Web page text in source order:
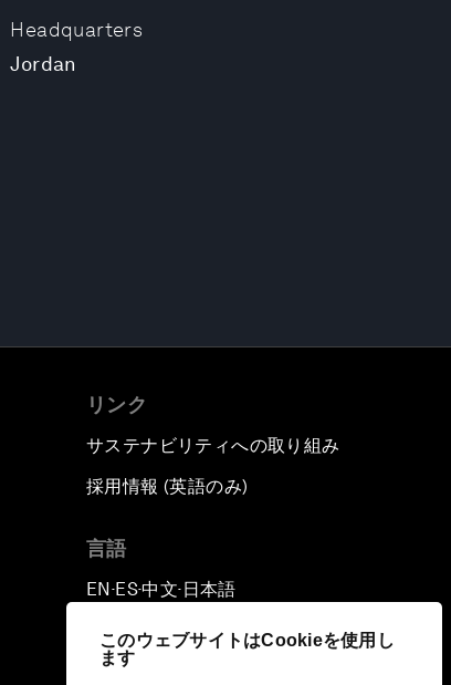
このウェブサイトはCookieを使用し
ます
Headquarters
Jordan
リンク
サステナビリティへの取り組み
採用情報 (英語のみ)
言語
EN ▪ES▪中文▪ 日本語